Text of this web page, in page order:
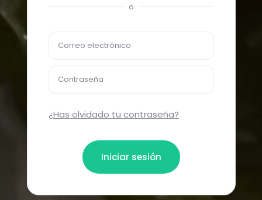
o
Correo electrónico
Contraseña
¿Has olvidado tu contraseña?
Iniciar sesión